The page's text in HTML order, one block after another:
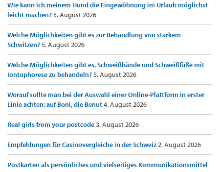
Wie kann ich meinem Hund die Eingewöhnung im Urlaub möglichst
leicht machen?5. August 2026
Welche Möglichkeiten gibt es zur Behandlung von starkem
Schwitzen?5. August 2026
Welche Möglichkeiten gibt es, Schweißhände und Schweißfüße mit
Iontophorese zu behandeln?5. August 2026
Worauf sollte man bei der Auswahl einer Online-Plattform in erster
Linie achten: auf Boni, die Benut4. August 2026
Real girls from your postcode3. August 2026
Empfehlungen für Casinovergleiche in der Schweiz2. August 2026
Postkarten als persönliches und vielseitiges Kommunikationsmittel